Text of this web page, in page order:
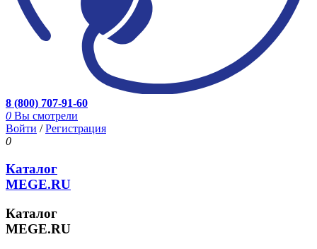
8 (800) 707-91-60
0 Вы смотрели
Войти /Регистрация
0
Каталог
MEGE.RU
Каталог
MEGE.RU